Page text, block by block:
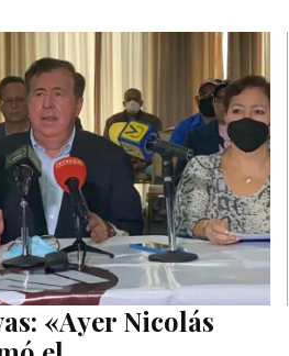
«Ayer Nicolás